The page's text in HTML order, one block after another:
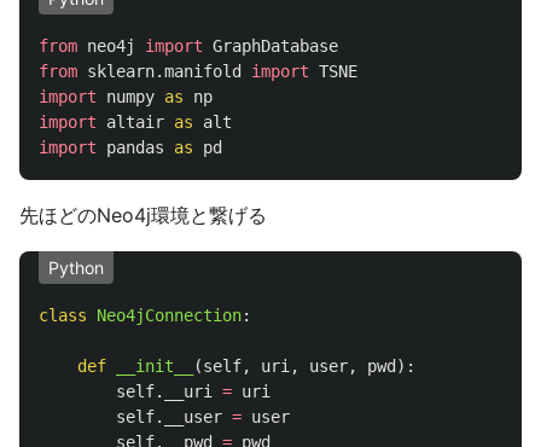
from neo4j import GraphDatabase
from sklearn.manifold import TSNE
import
numpy as
np
import
altair as
alt
import
pandas as pd
先ほどのNeo4j環境と繋げる
Python
class Neo4jConnection:
def __init__ (self, uri , user, pwd ):
self. __uri = uri
self. __user = user
self. __pwd = pwd